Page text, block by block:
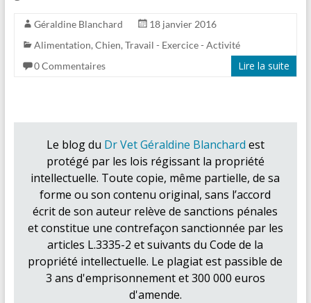
Géraldine Blanchard
18 janvier 2016
Alimentation, Chien, Travail - Exercice - Activité
0 Commentaires
Lire la suite
Le blog du Dr Vet Géraldine Blanchard est
protégé par les lois régissant la propriété
intellectuelle. Toute copie, même partielle, de sa
forme ou son contenu original, sans l’accord
écrit de son auteur relève de sanctions pénales
et constitue une contrefaçon sanctionnée par les
articles L.3335-2 et suivants du Code de la
propriété intellectuelle. Le plagiat est passible de
3 ans d'emprisonnement et 300 000 euros
d'amende.